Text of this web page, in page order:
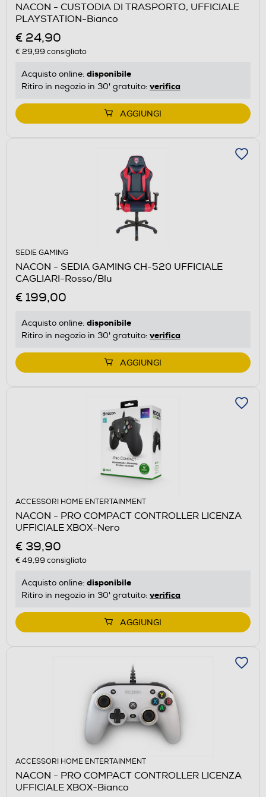
NACON - CUSTODIA DI TRASPORTO, UFFICIALE
PLAYSTATION-Bianco
€ 24,90
€ 29,99 consigliato
Acquisto online: disponibile
Ritiro in negozio in 30' gratuito: verifica
AGGIUNGI
SEDIE GAMING
NACON - SEDIA GAMING CH-520 UFFICIALE
CAGLIARI-Rosso/Blu
€ 199,00
Acquisto online: disponibile
Ritiro in negozio in 30' gratuito: verifica
AGGIUNGI
ACCESSORI HOME ENTERTAINMENT
NACON - PRO COMPACT CONTROLLER LICENZA
UFFICIALE XBOX-Nero
€ 39,90
€ 49,99 consigliato
Acquisto online: disponibile
Ritiro in negozio in 30' gratuito: verifica
AGGIUNGI
ACCESSORI HOME ENTERTAINMENT
NACON - PRO COMPACT CONTROLLER LICENZA
UFFICIALE XBOX-Bianco